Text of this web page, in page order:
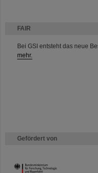
FAIR
Bei GSI entsteht das neue
mehr.
Gefördert von
HMWK